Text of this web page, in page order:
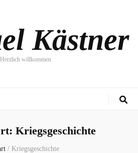
Kästner
Herzlich willkommen
Kriegsgeschichte
/ Kriegsgeschichte